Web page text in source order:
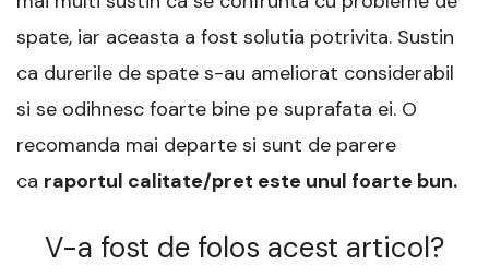
spate, iar aceasta a fost solutia potrivita. Sustin
ca durerile de spate s-au ameliorat considerabil
si se odihnesc foarte bine pe suprafata ei. O
recomanda mai departe si sunt de parere
ca raportul calitate/pret este unul foarte bun.
V-a fost de folos acest articol?